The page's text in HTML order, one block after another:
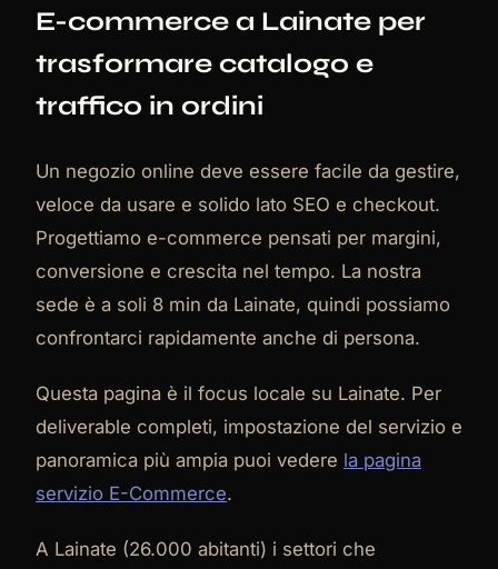
E-commerce a Lainate per
trasformare catalogo e
traffico in ordini
Un negozio online deve essere facile da gestire,
veloce da usare e solido lato SEO e checkout.
Progettiamo e-commerce pensati per margini,
conversione e crescita nel tempo. La nostra
sede è a soli 8 min da Lainate, quindi possiamo
confrontarci rapidamente anche di persona.
Questa pagina è il focus locale su Lainate. Per
deliverable completi, impostazione del servizio e
panoramica più ampia puoi vedere la pagina
servizio E-Commerce.
A Lainate (26.000 abitanti) i settori che